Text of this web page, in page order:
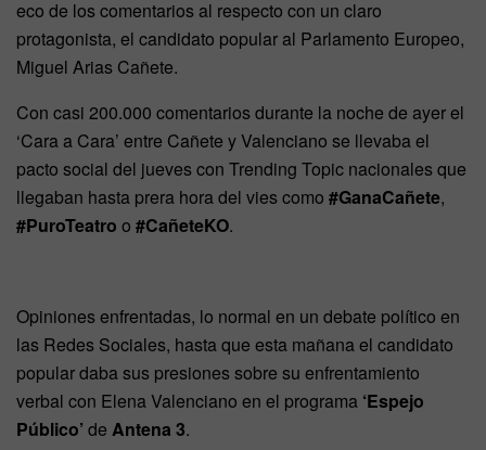
eco de los comentarios al respecto con un claro
protagonista, el candidato popular al Parlamento Europeo,
Miguel Arias Cañete.
Con casi 200.000 comentarios durante la noche de ayer el
‘Cara a Cara’ entre Cañete y Valenciano se llevaba el
pacto social del jueves con Trending Topic nacionales que
llegaban hasta prera hora del vies como #GanaCañete,
#PuroTeatro o #CañeteKO.
Opiniones enfrentadas, lo normal en un debate político en
las Redes Sociales, hasta que esta mañana el candidato
popular daba sus presiones sobre su enfrentamiento
verbal con Elena Valenciano en el programa ‘Espejo
Público’ de Antena 3.